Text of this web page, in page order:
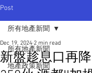
Post
所有地產新聞
地產政策新聞
所有地產新聞
新盤趁息口再
Dec 19, 2024 2 min read